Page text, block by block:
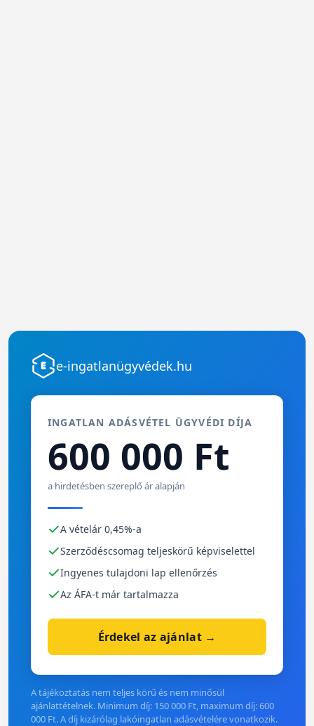
e-ingatlanügyvédek.hu
INGATLAN ADÁSVÉTEL ÜGYVÉDI DÍJA
600 000 Ft
a hirdetésben szereplő ár alapján
A vételár 0,45%-a
Szerződéscsomag teljeskörű képviselettel
Ingyenes tulajdoni lap ellenőrzés
Az ÁFA-t már tartalmazza
Érdekel az ajánlat →
A tájékoztatás nem teljes körű és nem minősül
ajánlattételnek. Minimum díj: 150 000 Ft, maximum díj: 600
000 Ft. A díj kizárólag lakóingatlan adásvételére vonatkozik.